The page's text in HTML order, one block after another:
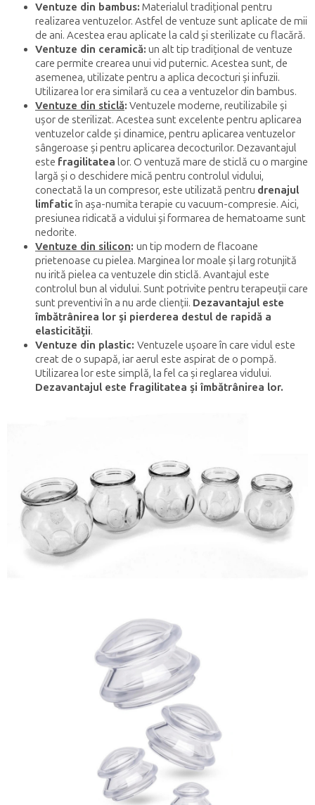
Ventuze din bambus: Materialul tradițional pentru
realizarea ventuzelor. Astfel de ventuze sunt aplicate de mii
de ani. Acestea erau aplicate la cald și sterilizate cu flacără.
Ventuze din ceramică: un alt tip tradițional de ventuze
care permite crearea unui vid puternic. Acestea sunt, de
asemenea, utilizate pentru a aplica decocturi și infuzii.
Utilizarea lor era similară cu cea a ventuzelor din bambus.
Ventuze din sticlă: Ventuzele moderne, reutilizabile și
ușor de sterilizat. Acestea sunt excelente pentru aplicarea
ventuzelor calde și dinamice, pentru aplicarea ventuzelor
sângeroase și pentru aplicarea decocturilor. Dezavantajul
este fragilitatea lor. O ventuză mare de sticlă cu o margine
largă și o deschidere mică pentru controlul vidului,
conectată la un compresor, este utilizată pentru drenajul
limfaticîn așa-numita terapie cu vacuum-compresie. Aici,
presiunea ridicată a vidului și formarea de hematoame sunt
nedorite.
Ventuze din silicon: un tip modern de flacoane
prietenoase cu pielea. Marginea lor moale și larg rotunjită
nu irită pielea ca ventuzele din sticlă. Avantajul este
controlul bun al vidului. Sunt potrivite pentru terapeuții care
sunt preventivi în a nu arde clienții. Dezavantajul este
îmbătrânirea lor și pierderea destul de rapidă a
elasticității.
Ventuze din plastic: Ventuzele ușoare în care vidul este
creat de o supapă, iar aerul este aspirat de o pompă.
Utilizarea lor este simplă, la fel ca și reglarea vidului.
Dezavantajul este fragilitatea și îmbătrânirea lor.